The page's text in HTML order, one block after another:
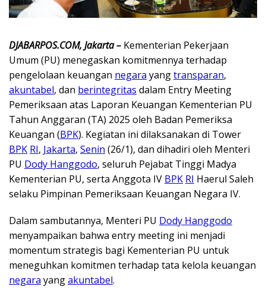
DJABARPOS.COM, Jakarta – Kementerian Pekerjaan
Umum (PU) menegaskan komitmennya terhadap
pengelolaan keuangan negara yangtransparan,
akuntabel, dan berintegritas dalam Entry Meeting
Pemeriksaan atas Laporan Keuangan Kementerian PU
Tahun Anggaran (TA) 2025 oleh Badan Pemeriksa
Keuangan (BPK). Kegiatan ini dilaksanakan di Tower
BPK RI, Jakarta, Senin (26/1), dan dihadiri oleh Menteri
PU Dody Hanggodo, seluruh Pejabat Tinggi Madya
Kementerian PU, serta Anggota IV BPK RI Haerul Saleh
selaku Pimpinan Pemeriksaan Keuangan Negara IV.
Dalam sambutannya, Menteri PU Dody Hanggodo
menyampaikan bahwa entry meeting ini menjadi
momentum strategis bagi Kementerian PU untuk
meneguhkan komitmen terhadap tata kelola keuangan
negara yangakuntabel.